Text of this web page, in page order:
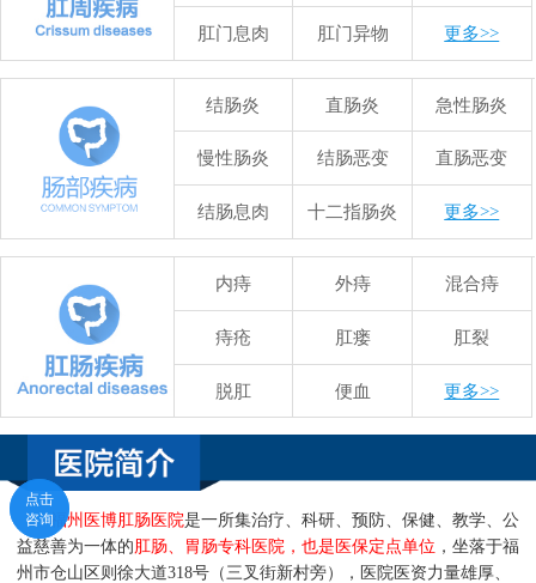
肛门息肉 肛门异物 更多>>
结肠炎 直肠炎 急性肠炎
慢性肠炎 结肠恶变 直肠恶变
结肠息肉 十二指肠炎 更多>>
内痔 外痔 混合痔
痔疮 肛瘘 肛裂
脱肛 便血 更多>>
福州医博肛肠医院是一所集治疗、科研、预防、保健、教学、公
益慈善为一体的肛肠、胃肠专科医院，也是医保定点单位 ，坐落于福
州市仓山区则徐大道318号（三叉街新村旁），医院医资力量雄厚、
点击
咨询
点击
咨询